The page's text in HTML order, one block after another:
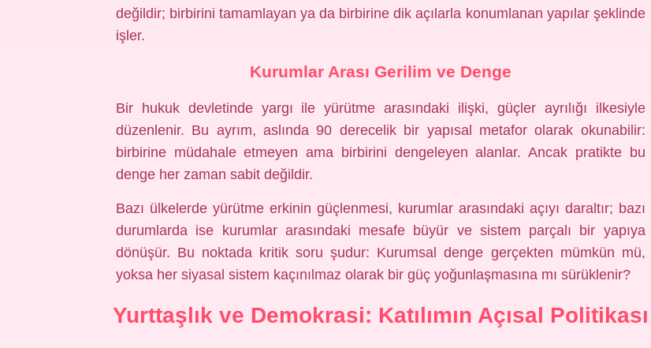
değildir; birbirini tamamlayan ya da birbirine dik açılarla konumlanan yapılar şeklinde
işler.
Kurumlar Arası Gerilim ve Denge
Bir hukuk devletinde yargı ile yürütme arasındaki ilişki, güçler ayrılığı ilkesiyle
düzenlenir. Bu ayrım, aslında 90 derecelik bir yapısal metafor olarak okunabilir:
birbirine müdahale etmeyen ama birbirini dengeleyen alanlar. Ancak pratikte bu
denge her zaman sabit değildir.
Bazı ülkelerde yürütme erkinin güçlenmesi, kurumlar arasındaki açıyı daraltır; bazı
durumlarda ise kurumlar arasındaki mesafe büyür ve sistem parçalı bir yapıya
dönüşür. Bu noktada kritik soru şudur: Kurumsal denge gerçekten mümkün mü,
yoksa her siyasal sistem kaçınılmaz olarak bir güç yoğunlaşmasına mı sürüklenir?
Yurttaşlık ve Demokrasi: Katılımın Açısal Politikası